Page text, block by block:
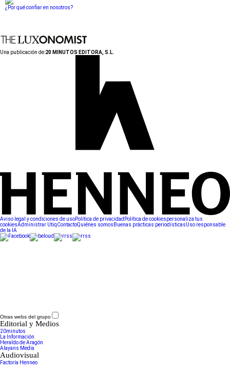
¿Por qué confiar en nosotros?
Una publicación de:20 MINUTOS EDITORA, S.L.
Aviso legal y condiciones de usoPolítica de privacidad Política de cookiespersonaliza tus
cookiesAdministrar UtiqContactoQuiénes somos Buenas prácticas periodísticasUso responsable
de la IA
Otras webs del grupo
Editorial y Medios
20minutos
La Información
Heraldo de Aragón
Alayans Media
Audiovisual
Factoría Henneo